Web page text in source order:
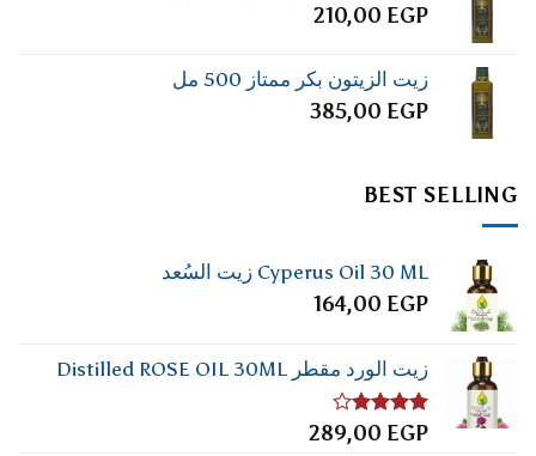
210,00 EGP
زيت الزيتون بكر ممتاز 500 مل
385,00 EGP
BEST SELLING
Cyperus Oil 30 ML زيت السُعد
164,00 EGP
زيت الورد مقطر Distilled ROSE OIL 30ML
تم
289,00 EGP